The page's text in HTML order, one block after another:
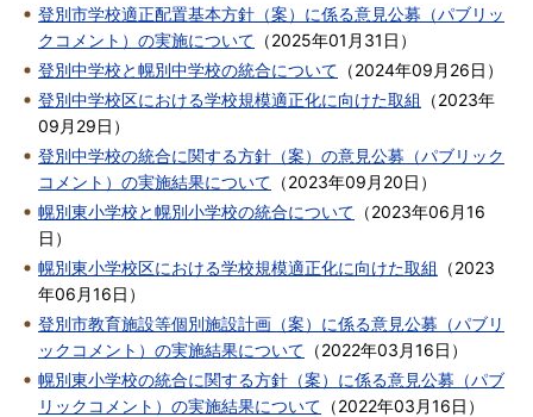
登別市学校適正配置基本方針（案）に係る意見公募（パブリッ
クコメント）の実施について （2025年01月31日 ）
登別中学校と幌別中学校の統合について （2024年09月26日 ）
登別中学校区における学校規模適正化に向けた取組
（2023年
09月29日 ）
登別中学校の統合に関する方針（案）の意見公募（パブリック
コメント）の実施結果について （2023年09月20日 ）
幌別東小学校と幌別小学校の統合について （2023年06月16
日 ）
幌別東小学校区における学校規模適正化に向けた取組
（2023
年06月16日 ）
登別市教育施設等個別施設計画（案）に係る意見公募（パブリ
ックコメント）の実施結果について （2022年03月16日 ）
幌別東小学校の統合に関する方針（案）に係る意見公募（パブ
リックコメント）の実施結果について （2022年03月16日 ）